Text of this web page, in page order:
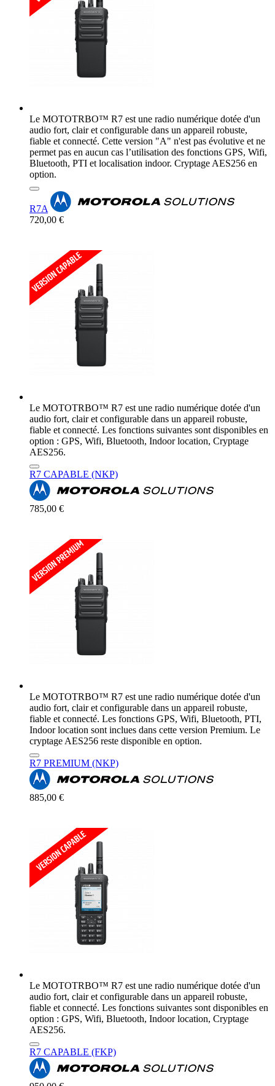
Le MOTOTRBO™ R7 est une radio numérique dotée d'un
audio fort, clair et configurable dans un appareil robuste,
fiable et connecté. Cette version "A" n'est pas évolutive et ne
permet pas en aucun cas l’utilisation des fonctions GPS, Wifi,
Bluetooth, PTI et localisation indoor. Cryptage AES256 en
option.
R7A
720,00 €
Le MOTOTRBO™ R7 est une radio numérique dotée d'un
audio fort, clair et configurable dans un appareil robuste,
fiable et connecté. Les fonctions suivantes sont disponibles en
option : GPS, Wifi, Bluetooth, Indoor location, Cryptage
AES256.
R7 CAPABLE (NKP)
785,00 €
Le MOTOTRBO™ R7 est une radio numérique dotée d'un
audio fort, clair et configurable dans un appareil robuste,
fiable et connecté. Les fonctions GPS, Wifi, Bluetooth, PTI,
Indoor location sont inclues dans cette version Premium. Le
cryptage AES256 reste disponible en option.
R7 PREMIUM (NKP)
885,00 €
Le MOTOTRBO™ R7 est une radio numérique dotée d'un
audio fort, clair et configurable dans un appareil robuste,
fiable et connecté. Les fonctions suivantes sont disponibles en
option : GPS, Wifi, Bluetooth, Indoor location, Cryptage
AES256.
R7 CAPABLE (FKP)